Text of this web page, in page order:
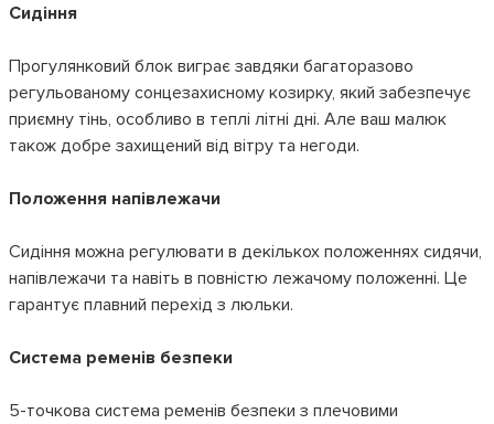
Сидіння
Прогулянковий блок виграє завдяки багаторазово
регульованому сонцезахисному козирку, який забезпечує
приємну тінь, особливо в теплі літні дні. Але ваш малюк
також добре захищений від вітру та негоди.
Положення напівлежачи
Сидіння можна регулювати в декількох положеннях сидячи,
напівлежачи та навіть в повністю лежачому положенні. Це
гарантує плавний перехід з люльки.
Система ременів безпеки
5-точкова система ременів безпеки з плечовими